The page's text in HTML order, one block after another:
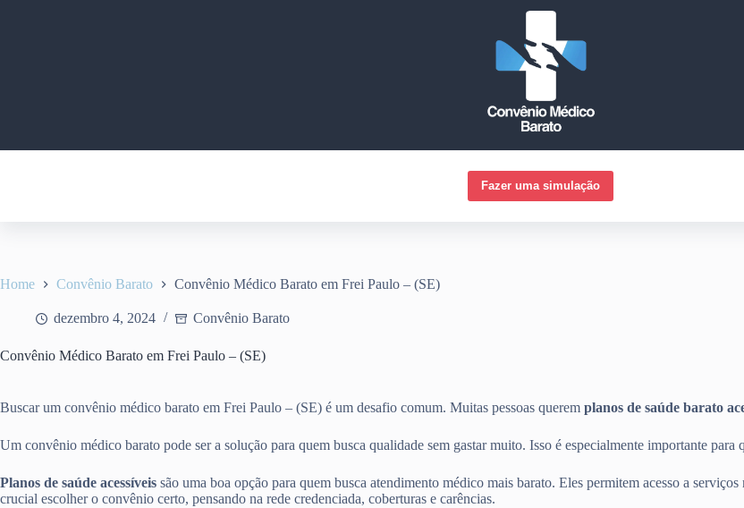
Fazer uma simulação
Home Convênio Barato Convênio Médico Barato em Frei Paulo – (SE)
dezembro 4, 2024 Convênio Barato
Convênio Médico Barato em Frei Paulo – (SE)
Buscar um convênio médico barato em Frei Paulo – (SE) é um desafio comum. Muitas pessoas querem planos de saúde barato
Um convênio médico barato pode ser a solução para quem busca qualidade sem gastar muito. Isso é especialmente importante para
Planos de saúde acessíveis são uma boa opção para quem busca atendimento médico mais barato. Eles permitem acesso a
crucial escolher o convênio certo, pensando na rede credenciada, coberturas e carências.